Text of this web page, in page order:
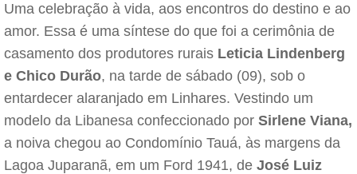
Uma celebração à vida, aos encontros do destino e ao
amor. Essa é uma síntese do que foi a cerimônia de
casamento dos produtores rurais Leticia Lindenberg
e Chico Durão, na tarde de sábado (09), sob o
entardecer alaranjado em Linhares. Vestindo um
modelo da Libanesa confeccionado por Sirlene Viana,
a noiva chegou ao Condomínio Tauá, às margens da
Lagoa Juparanã, em um Ford 1941, de José Luiz